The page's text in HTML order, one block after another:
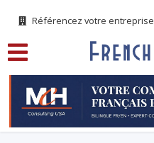
Référencez votre entreprise